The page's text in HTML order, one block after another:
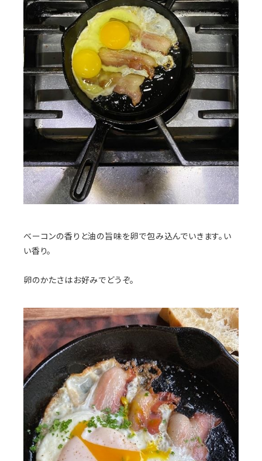
べーコンの香りと油の旨味を卵で包み込んでいきます。い
い香り。
卵のかたさはお好みでどうぞ。